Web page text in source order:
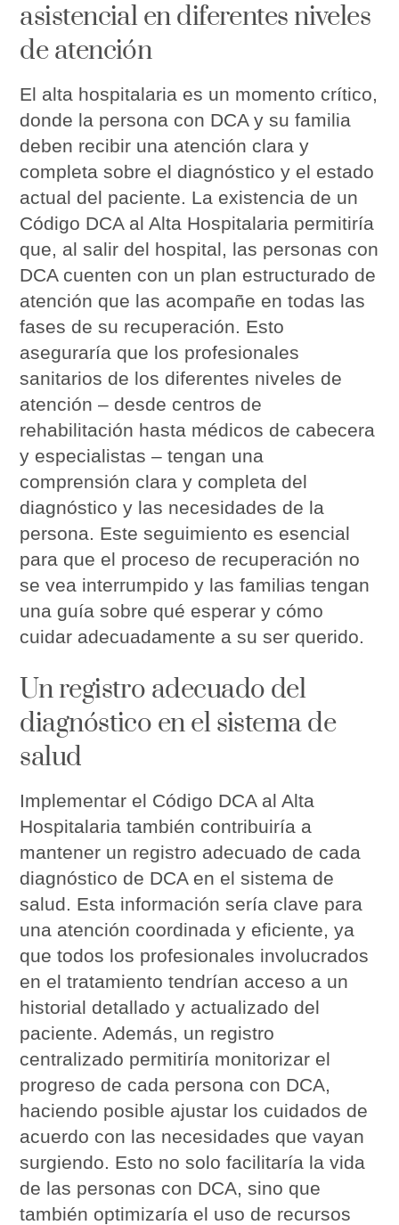
asistencial en diferentes niveles
de atención
El alta hospitalaria es un momento crítico,
donde la persona con DCA y su familia
deben recibir una atención clara y
completa sobre el diagnóstico y el estado
actual del paciente. La existencia de un
Código DCA al Alta Hospitalaria permitiría
que, al salir del hospital, las personas con
DCA cuenten con un plan estructurado de
atención que las acompañe en todas las
fases de su recuperación. Esto
aseguraría que los profesionales
sanitarios de los diferentes niveles de
atención – desde centros de
rehabilitación hasta médicos de cabecera
y especialistas – tengan una
comprensión clara y completa del
diagnóstico y las necesidades de la
persona. Este seguimiento es esencial
para que el proceso de recuperación no
se vea interrumpido y las familias tengan
una guía sobre qué esperar y cómo
cuidar adecuadamente a su ser querido.
Un registro adecuado del
diagnóstico en el sistema de
salud
Implementar el Código DCA al Alta
Hospitalaria también contribuiría a
mantener un registro adecuado de cada
diagnóstico de DCA en el sistema de
salud. Esta información sería clave para
una atención coordinada y eficiente, ya
que todos los profesionales involucrados
en el tratamiento tendrían acceso a un
historial detallado y actualizado del
paciente. Además, un registro
centralizado permitiría monitorizar el
progreso de cada persona con DCA,
haciendo posible ajustar los cuidados de
acuerdo con las necesidades que vayan
surgiendo. Esto no solo facilitaría la vida
de las personas con DCA, sino que
también optimizaría el uso de recursos